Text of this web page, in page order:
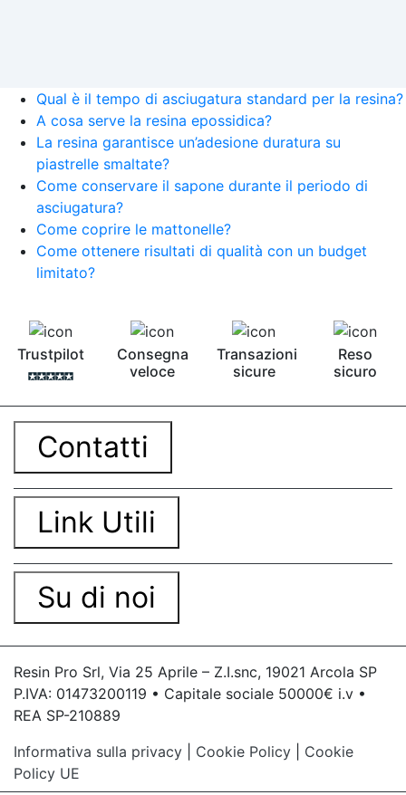
Qual è il tempo di asciugatura standard per la resina?
A cosa serve la resina epossidica?
La resina garantisce un’adesione duratura su
piastrelle smaltate?
Come conservare il sapone durante il periodo di
asciugatura?
Come coprire le mattonelle?
Come ottenere risultati di qualità con un budget
limitato?
Trustpilot
Consegna
veloce
Transazioni
sicure
Reso
sicuro
Contatti
Link Utili
Su di noi
Resin Pro Srl, Via 25 Aprile – Z.I.snc, 19021 Arcola SP
P.IVA: 01473200119 • Capitale sociale 50000€ i.v •
REA SP-210889
Informativa sulla privacy
Cookie Policy
Cookie
Policy UE